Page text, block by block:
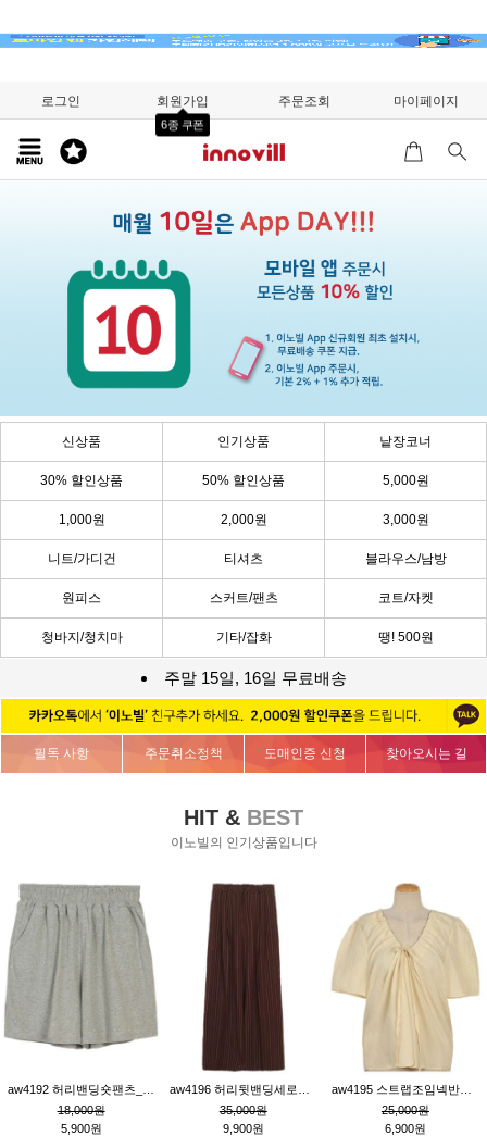
로그인 회원가입
6종 쿠폰
주문조회 마이페이지
신상품 인기상품 낱장코너
30% 할인상품 50% 할인상품 5,000원
1,000원 2,000원 3,000원
니트/가디건 티셔츠 블라우스/남방
원피스 스커트/팬츠 코트/자켓
청바지/청치마 기타/잡화 땡! 500원
주말 15일, 16일 무료배송
필독 사항 주문취소정책 도매인증 신청 찾아오시는 길
HIT & BEST
이노빌의 인기상품입니다
18,000원
5,900원
35,000원
9,900원
25,000원
6,900원